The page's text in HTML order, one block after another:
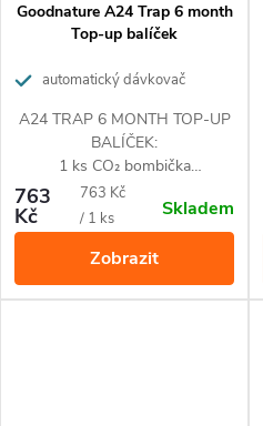
Goodnature A24 Trap 6 month
Top-up balíček
automatický dávkovač
A24 TRAP 6 MONTH TOP-UP
BALÍČEK:
1 ks CO₂ bombička
1 ks automatický dávkovač
návnady
763
Kč
Měrná
cena:
763 Kč
/ 1 ks
Skladem
Zobrazit